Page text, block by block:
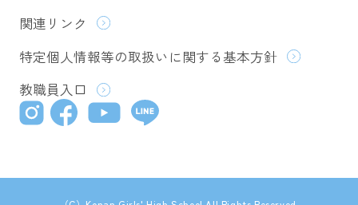
関連リンク
特定個人情報等の取扱いに関する基本方針
教職員入口